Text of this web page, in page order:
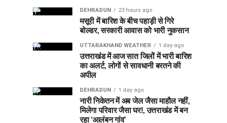
DEHRADUN 23 hours ago
मसूरी में बारिश के बीच पहाड़ी से गिरे
बोल्डर, सरकारी आवास को भारी नुकसान
UTTARAKHAND WEATHER 1 day ago
उत्तराखंड में आज सात जिलों में भारी बारिश
का अलर्ट, लोगों से सावधानी बरतने की
अपील
DEHRADUN 1 day ago
नारी निकेतन में अब जेल जैसा माहौल नहीं,
मिलेगा परिवार जैसा घर!, उत्तराखंड में बन
रहा ‘आलंबन गांव’